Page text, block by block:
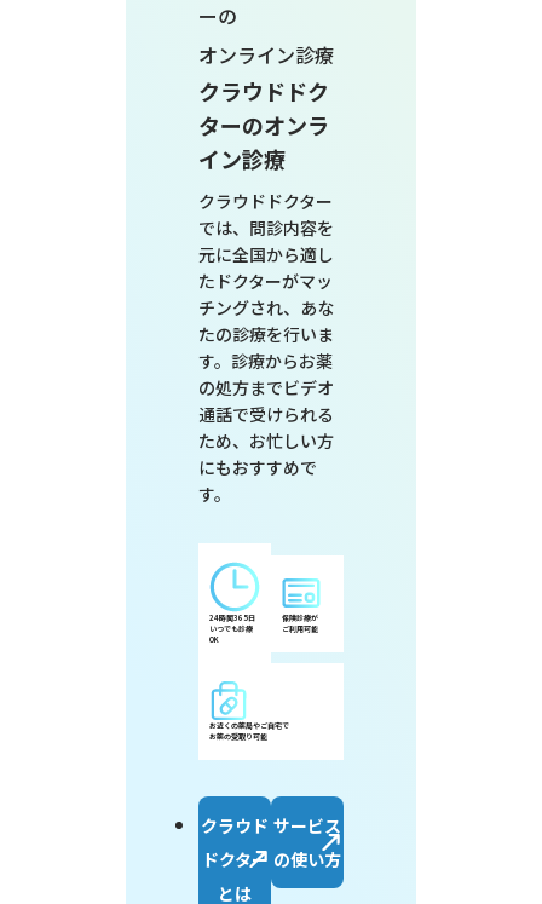
ーの
オンライン診療
クラウドドク
ターのオンラ
イン診療
クラウドドクター
では、問診内容を
元に全国から適し
たドクターがマッ
チングされ、あな
たの診療を行いま
す。診療からお薬
の処方までビデオ
通話で受けられる
ため、お忙しい方
にもおすすめで
す。
24時間365日
いつでも診療
OK
保険診療が
ご利用可能
お近くの薬局やご自宅で
お薬の受取り可能
クラウド
ドクター
とは
サービス
の使い方